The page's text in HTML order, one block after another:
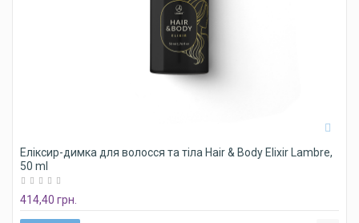
Еліксир-димка для волосся та тіла Hair & Body Elixir Lambre,
50 ml
414,40 грн.